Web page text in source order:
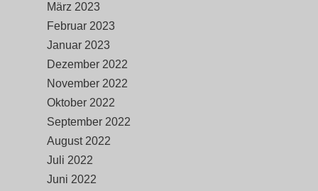
März 2023
Februar 2023
Januar 2023
Dezember 2022
November 2022
Oktober 2022
September 2022
August 2022
Juli 2022
Juni 2022